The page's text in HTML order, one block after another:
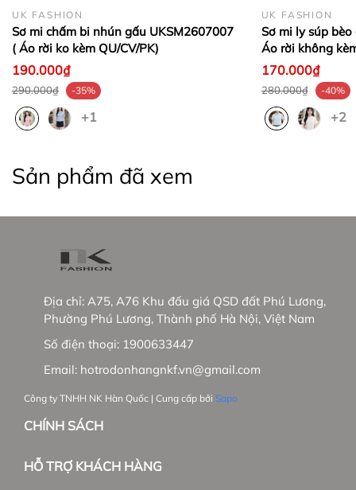
kể từ ngày nhận hàng, điều kiện sản phẩm còn
nguyên tem, mác của công ty và chưa qua sử dụng.
+ Đối với sản phẩm thanh lý trên 50% (hàng xả),
công ty không hỗ trợ đổi trả dưới mọi hình thức.
- Giao hàng trên toàn quốc, nhận hàng trả tiền
UK FASHION
Sơ mi chấm bi nhún gấu UKSM2607007
( Áo rời ko kèm QU/CV/PK)
190.000₫
290.000₫ -35%
+1
UK FASHION
Sơ mi ly súp
Áo rời không
170.000₫
280.000₫ -40%
+2
Sản phẩm đã xem
Địa chỉ: A75, A76 Khu đấu giá QSD đất Phú Lương,
Phường Phú Lương, Thành phố Hà Nội, Việt Nam
Số điện thoại: 1900633447
Email: hotrodonhangnkf.vn@gmail.com
Công ty TNHH NK Hàn Quốc | Cung cấp bởi Sapo
CHÍNH SÁCH
HỖ TRỢ KHÁCH HÀNG